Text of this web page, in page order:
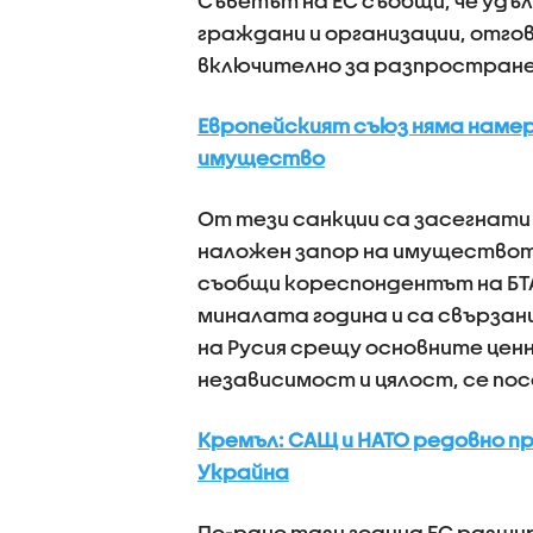
граждани и организации,
включително за
Европейският съюз няма
имущество
От тези санкции са засегнати
наложен запор на
съобщи кореспондентът на
миналата година и са
на Русия срещу основните
независимост и цялост, се
Кремъл: САЩ и НАТО редовно
Украйна